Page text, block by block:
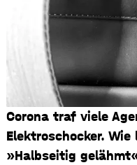
Corona traf viele
Elektroschocker.
»Halbseitig